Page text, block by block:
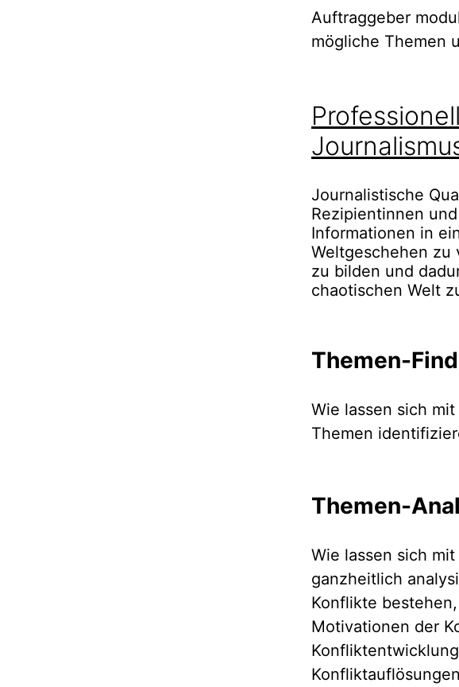
Auftraggeber
mögliche Themen
Journalistische
Rezipientinnen
Informationen in
Weltgeschehen
zu bilden und
chaotischen Welt
Themen-
Wie lassen sich
Themen
Themen-
Wie lassen sich
ganzheitlich
Konflikte
Motivationen der